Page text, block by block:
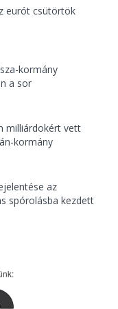
eurót csütörtök
kormány
a sor
milliárdokért vett
kormány
az
spórolásba kezdett